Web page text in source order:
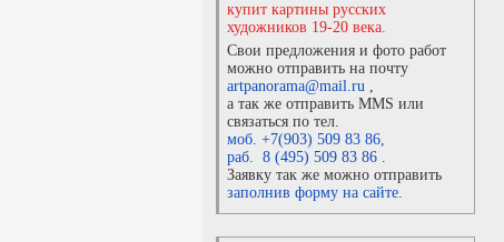
купит картины русских
художников 19-20 века.
Свои предложения и фото работ
можно отправить на почту
artpanorama@mail.ru ,
а так же отправить MMS или
связаться по тел.
моб. +7(903) 509 83 86,
раб. 8 (495) 509 83 86 .
Заявку так же можно отправить
заполнив форму на сайте.